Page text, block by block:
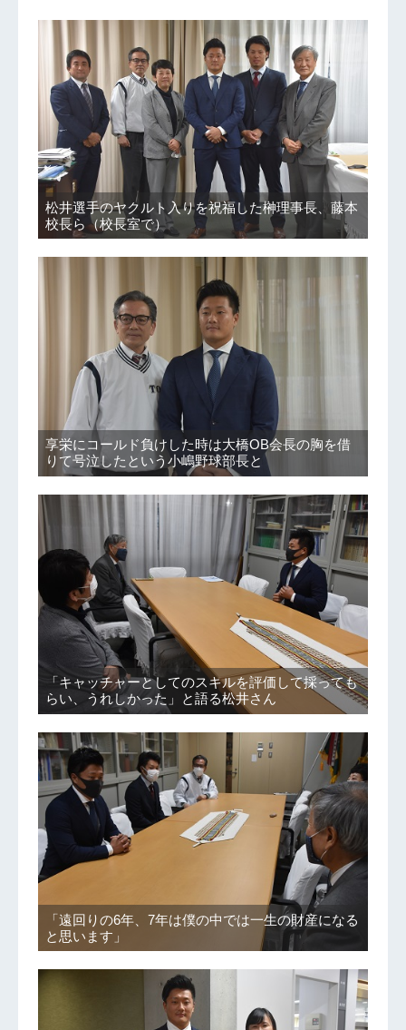
松井選手のヤクルト入りを祝福した榊理事長、藤本
校長ら（校長室で）
享栄にコールド負けした時は大橋OB会長の胸を借
りて号泣したという小嶋野球部長と
「キャッチャーとしてのスキルを評価して採っても
らい、うれしかった」と語る松井さん
「遠回りの6年、7年は僕の中では一生の財産になる
と思います」